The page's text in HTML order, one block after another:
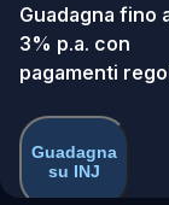
Guadagna fino
3% p.a. con
pagamenti
Guadagna
su INJ